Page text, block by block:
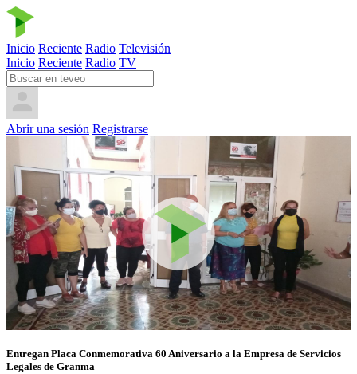
Inicio Reciente Radio Televisión
Inicio Reciente Radio TV
Abrir una sesión Registrarse
Entregan Placa Conmemorativa 60 Aniversario a la Empresa de Servicios
Legales de Granma